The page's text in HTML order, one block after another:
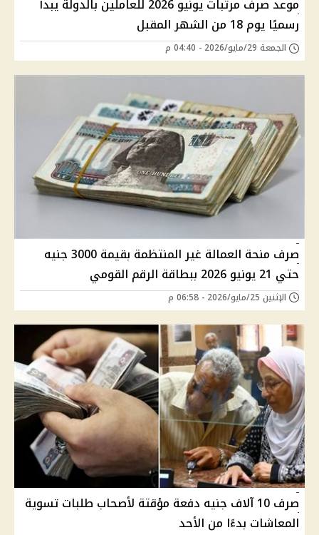
موعد صرف مرتبات يونيو 2026 للعاملين بالدولة يبدأ
رسميًا يوم 18 من الشهر المقبل
الجمعة 29/مايو/2026 - 04:40 م
صرف منحة العمالة غير المنتظمة بقيمة 3000 جنيه
حتي 21 يونيو 2026 ببطاقة الرقم القومي
الإثنين 25/مايو/2026 - 06:58 م
صرف 10 آلاف جنيه دفعة مؤقتة لأصحاب طلبات تسوية
المعاشات بدءًا من الأحد